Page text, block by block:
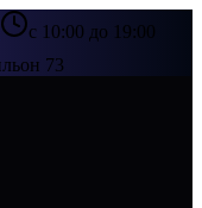
с 10:00 до 19:00
73